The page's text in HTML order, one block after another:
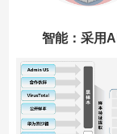
智能：采用